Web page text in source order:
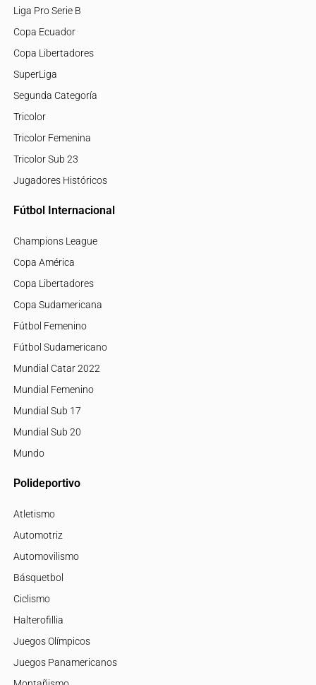
Liga Pro Serie B
Copa Ecuador
Copa Libertadores
SuperLiga
Segunda Categoría
Tricolor
Tricolor Femenina
Tricolor Sub 23
Jugadores Históricos
Fútbol Internacional
Champions League
Copa América
Copa Libertadores
Copa Sudamericana
Fútbol Femenino
Fútbol Sudamericano
Mundial Catar 2022
Mundial Femenino
Mundial Sub 17
Mundial Sub 20
Mundo
Polideportivo
Atletismo
Automotriz
Automovilismo
Básquetbol
Ciclismo
Halterofillia
Juegos Olímpicos
Juegos Panamericanos